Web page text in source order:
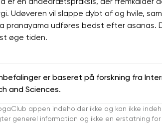
Udøveren vil slappe dybt af og hvile,
pranayama udføres bedst efter
øge tiden.
er baseret på forskning fra
and Sciences.
appen indeholder ikke og kan ikke
generel information og ikke en erstatning